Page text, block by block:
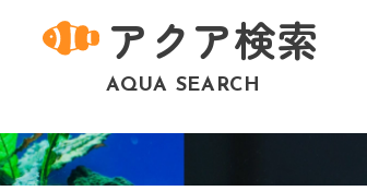
アクア検索
AQUA SEARCH